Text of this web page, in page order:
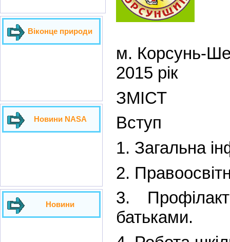
Віконце природи
Новини NASA
Новини
м. Корсунь-
2015 рік
ЗМІСТ
Вступ
1. Загальна
2.
3.
батьками.